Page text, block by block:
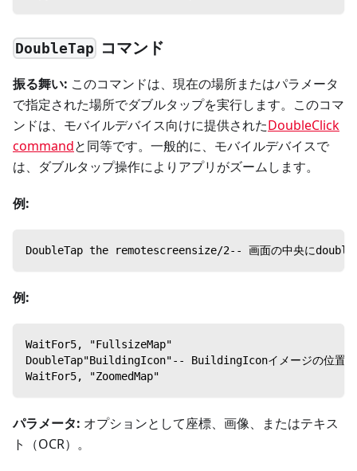
DoubleTap コマンド
振る舞い: このコマンドは、現在の場所またはパラメータ
で指定された場所でダブルタップを実行します。このコマ
ンドは、モバイルデバイス向けに提供されたDoubleClick
commandと同等です。一般的に、モバイルデバイスで
は、ダブルタップ操作によりアプリがズームします。
例:
DoubleTap the remotescreensize/2-- 画面の中央に
例:
WaitFor5, "FullsizeMap"
DoubleTap"BuildingIcon"-- BuildingIconイメージの位置に
WaitFor5, "ZoomedMap"
パラメータ: オプションとして座標、画像、またはテキス
ト（OCR）。